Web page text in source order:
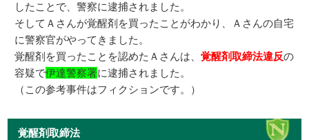
したことで、警察に逮捕されました。
そしてＡさんが覚醒剤を買ったことがわかり、Ａさんの自宅
に警察官がやってきました。
覚醒剤を買ったことを認めたＡさんは、覚醒剤取締法違反の
容疑で伊達警察署に逮捕されました。
（この参考事件はフィクションです。）
覚醒剤取締法